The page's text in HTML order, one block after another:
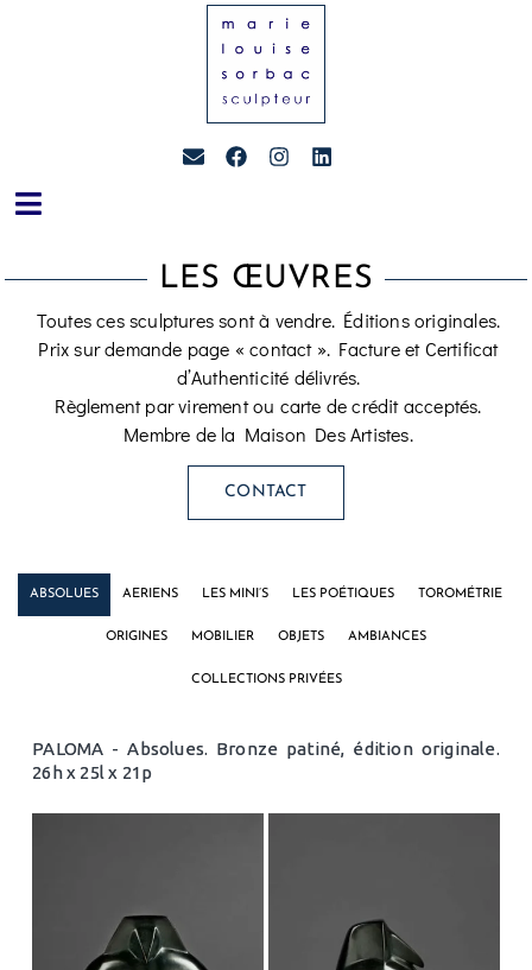
LES ŒUVRES
Toutes ces sculptures sont à vendre. Éditions originales.
Prix sur demande page « contact ». Facture et Certificat
d’Authenticité délivrés.
Règlement par virement ou carte de crédit acceptés.
Membre de la Maison Des Artistes.
CONTACT
ABSOLUES AERIENS LES MINI’S LES POÉTIQUES TOROMÉTRIE
ORIGINES MOBILIER OBJETS AMBIANCES
COLLECTIONS PRIVÉES
PALOMA - Absolues. Bronze patiné, édition originale.
26h x 25l x 21p